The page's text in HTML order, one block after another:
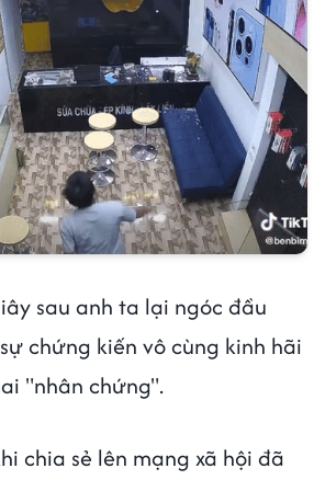
sau anh ta lại ngóc đầu
chứng kiến vô cùng kinh hãi
"nhân chứng".
chia sẻ lên mạng xã hội đã